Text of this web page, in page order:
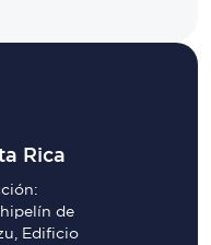
Rica
de
Edificio